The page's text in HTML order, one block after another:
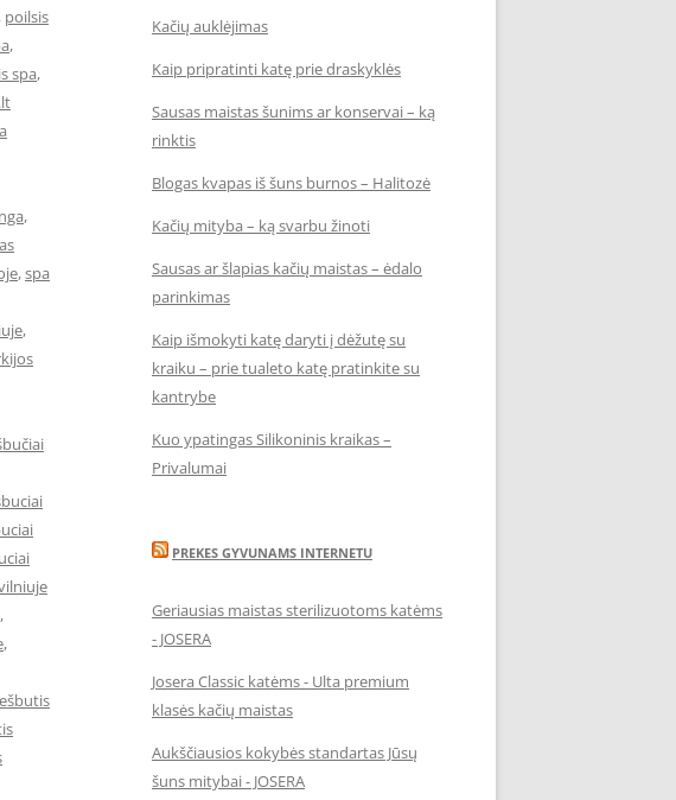
, poilsis
,
spa,
,
,spa
,
,
,
Kačių auklėjimas
Kaip pripratinti katę prie draskyklės
Sausas maistas šunims ar konservai – ką
rinktis
Blogas kvapas iš šuns burnos – Halitozė
Kačių mityba – ką svarbu žinoti
Sausas ar šlapias kačių maistas – ėdalo
parinkimas
Kaip išmokyti katę daryti į dėžutę su
kraiku – prie tualeto katę pratinkite su
kantrybe
Kuo ypatingas Silikoninis kraikas –
Privalumai
PREKES GYVUNAMS INTERNETU
Geriausias maistas sterilizuotoms katėms
- JOSERA
Josera Classic katėms - Ulta premium
klasės kačių maistas
Aukščiausios kokybės standartas Jūsų
šuns mitybai - JOSERA